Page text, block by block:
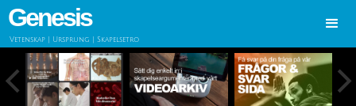
Genesis
Vetenskap | Ursprung | Skapelsetro